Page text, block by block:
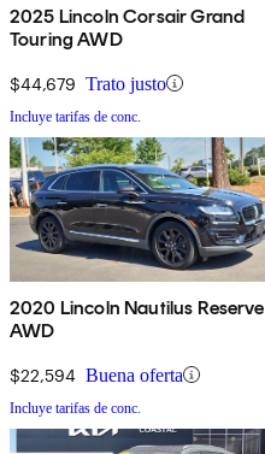
2025 Lincoln Corsair Grand
Touring AWD
$44,679 Trato justo
Incluye tarifas de conc.
2020 Lincoln Nautilus Reserve
AWD
$22,594 Buena oferta
Incluye tarifas de conc.